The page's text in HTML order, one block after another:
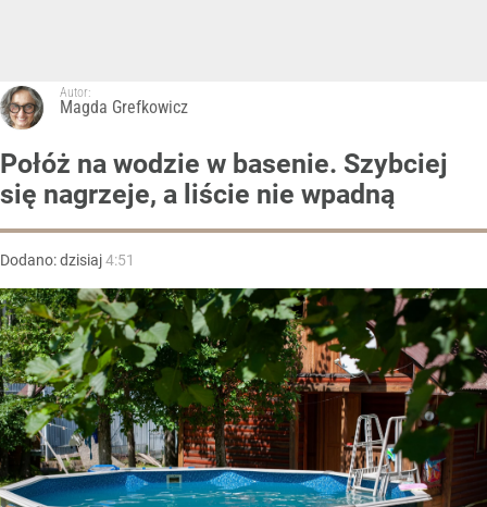
Autor:
Magda Grefkowicz
Połóż na wodzie w basenie. Szybciej
się nagrzeje, a liście nie wpadną
Dodano:dzisiaj4:51